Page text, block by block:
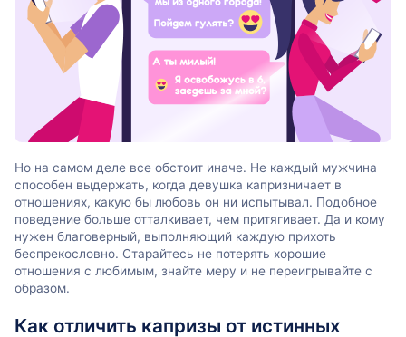
Но на самом деле все обстоит иначе. Не каждый мужчина
способен выдержать, когда девушка капризничает в
отношениях, какую бы любовь он ни испытывал. Подобное
поведение больше отталкивает, чем притягивает. Да и кому
нужен благоверный, выполняющий каждую прихоть
беспрекословно. Старайтесь не потерять хорошие
отношения с любимым, знайте меру и не переигрывайте с
образом.
Как отличить капризы от истинных